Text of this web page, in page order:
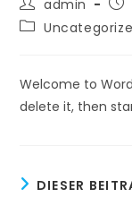
Autor:
admin
Beitrags-
Welcome to
delete it, then
DIESER